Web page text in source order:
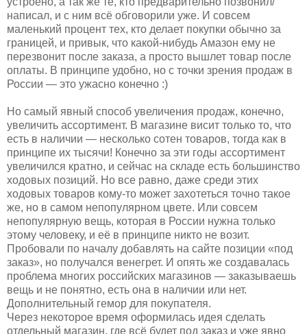
написал, и с ним всё обговорили уже. И совсем
маленький процент тех, кто делает покупки обычно за
границей, и привык, что какой-нибудь Амазон ему не
перезвонит после заказа, а просто вышлет товар после
оплаты. В принципе удобно, но с точки зрения продаж в
России — это ужасно конечно :)
Но самый явный способ увеличения продаж, конечно,
увеличить ассортимент. В магазине висит только то, что
есть в наличии — несколько сотен товаров, тогда как в
принципе их тысячи! Конечно за эти годы ассортимент
увеличился кратно, и сейчас на складе есть большинство
ходовых позиций. Но все равно, даже среди этих
ходовых товаров кому-то может захотеться точно такое
же, но в самом непопулярном цвете. Или совсем
непопулярную вещь, которая в России нужна только
этому человеку, и её в принципе никто не возит.
Пробовали по началу добавлять на сайте позиции «под
заказ», но получался венегрет. И опять же создавалась
проблема многих российских магазинов — заказываешь
вещь и не понятно, есть она в наличии или нет.
Дополнительный гемор для покупателя.
Через некоторое время оформилась идея сделать
отдельный магазин, где всё будет под заказ и уже явно